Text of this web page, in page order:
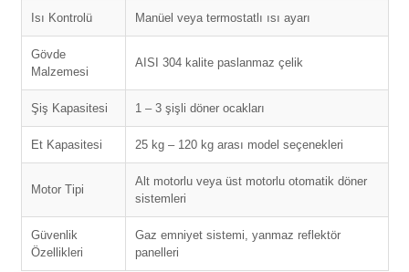
Isı Kontrolü Manüel veya termostatlı ısı ayarı
Gövde
Malzemesi
AISI 304 kalite paslanmaz çelik
Şiş Kapasitesi 1 – 3 şişli döner ocakları
Et Kapasitesi 25 kg – 120 kg arası model seçenekleri
Motor Tipi
Alt motorlu veya üst motorlu otomatik döner
sistemleri
Güvenlik
Özellikleri
Gaz emniyet sistemi, yanmaz reflektör
panelleri